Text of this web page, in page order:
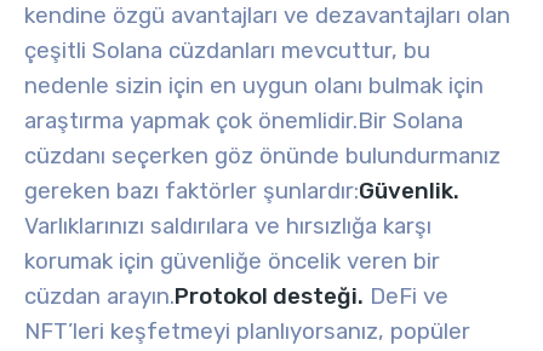
kendine özgü avantajları ve dezavantajları olan
çeşitli Solana cüzdanları mevcuttur, bu
nedenle sizin için en uygun olanı bulmak için
araştırma yapmak çok önemlidir.Bir Solana
cüzdanı seçerken göz önünde bulundurmanız
gereken bazı faktörler şunlardır:Güvenlik.
Varlıklarınızı saldırılara ve hırsızlığa karşı
korumak için güvenliğe öncelik veren bir
cüzdan arayın.Protokol desteği. DeFi ve
NFT’leri keşfetmeyi planlıyorsanız, popüler